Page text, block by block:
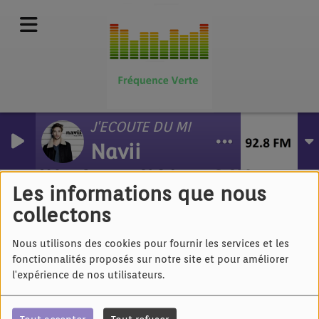
Les informations que nous
collectons
Nous utilisons des cookies pour fournir les services et les
fonctionnalités proposés sur notre site et pour améliorer
l'expérience de nos utilisateurs.
J'ECOUTE DU MILES DAVIS
Navii
Patrick Bruel - Tout
recommencer